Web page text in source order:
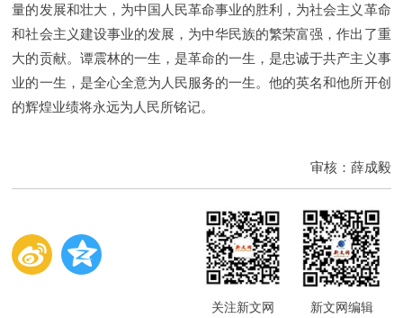
量的发展和壮大，为中国人民革命事业的胜利，为社会主义革命
和社会主义建设事业的发展，为中华民族的繁荣富强，作出了重
大的贡献。谭震林的一生，是革命的一生，是忠诚于共产主义事
业的一生，是全心全意为人民服务的一生。他的英名和他所开创
的辉煌业绩将永远为人民所铭记。
审核：薛成毅
关注新文网
新文网编辑